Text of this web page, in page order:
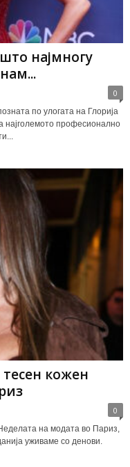
најмногу
0
по улогата на Глорија
најголемото професионално
кожен
0
на модата во Париз,
уживаме со денови.